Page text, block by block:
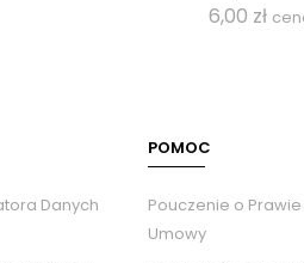
6,00 zł
Danych
POMOC
Pouczenie o
Umowy